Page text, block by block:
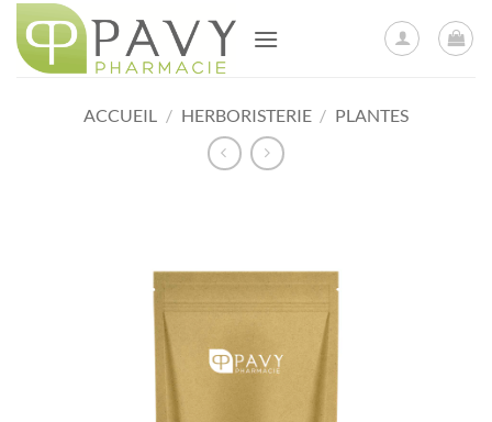
au
contenu
ACCUEIL / HERBORISTERIE / PLANTES